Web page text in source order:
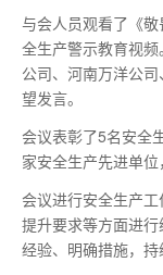
与会人员观看了《
全生产警示教育视
公司、河南万洋公
望发言。
会议表彰了5名安全
家安全生产先进单位
会议进行安全生产工
提升要求等方面进
经验、明确措施，持